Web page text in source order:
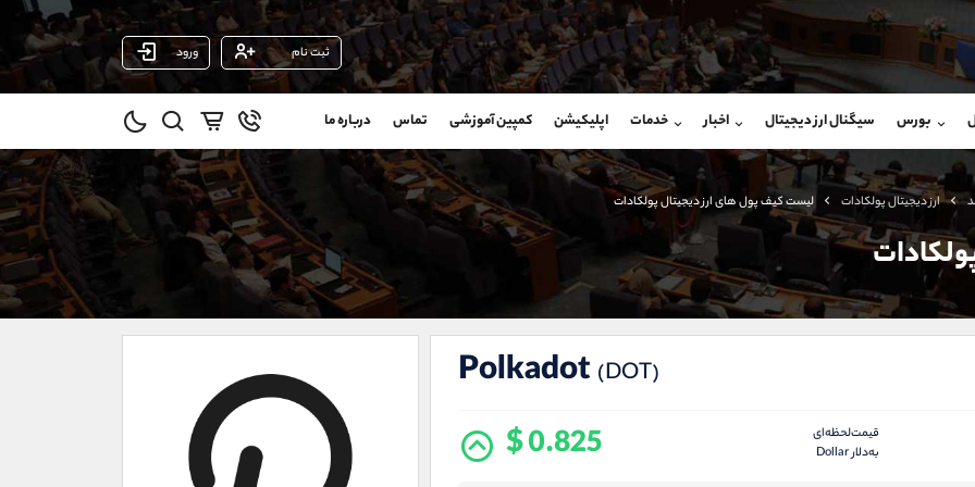
ثبت نام ورود
بورس سیگنال ارز دیجیتال اخبار خدمات اپلیکیشن کمپین آموزشی تماس درباره ما
ارز دیجیتال پولکادات لیست کیف پول های ارز دیجیتال پولکادات
Polkadot (DOT)
قیمت‌لحظه‌ای
به‌دلار Dollar
$ 0.825
شروع گفتگو
@Armteam_admin_104
104
شروع گفتگو
@Armteam_admin_por
داخلی 107
(محسن یزدی)
09304891085
واتساپ شروع گفتگو
تلگرام @Armteam_admin_103
021-22021030
021-22021040
@alireza.mehrabii
@alirezamehrabi_com
@alirezamehrabi_official